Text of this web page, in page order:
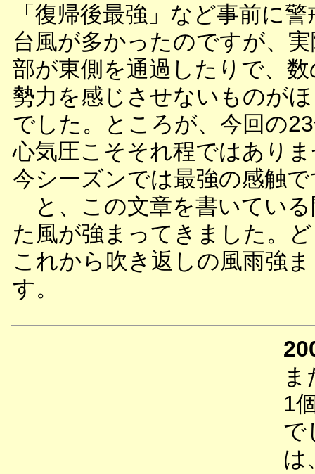
「復帰後最強」など事前に
台風が多かったのですが、
部が東側を通過したりで、
勢力を感じさせないものが
でした。ところが、今回の
心気圧こそそれ程ではあり
今シーズンでは最強の感触
と、この文章を書いている
た風が強まってきました。
これから吹き返しの風雨強
す。
1
で
は